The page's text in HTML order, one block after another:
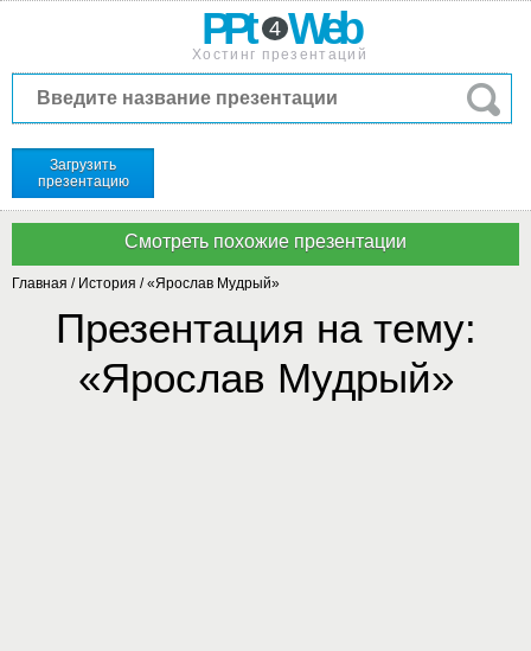
PPt 4 Web
Хостинг презентаций
Загрузить
презентацию
Главная / История /«Ярослав Мудрый»
Презентация на тему:
«Ярослав Мудрый»